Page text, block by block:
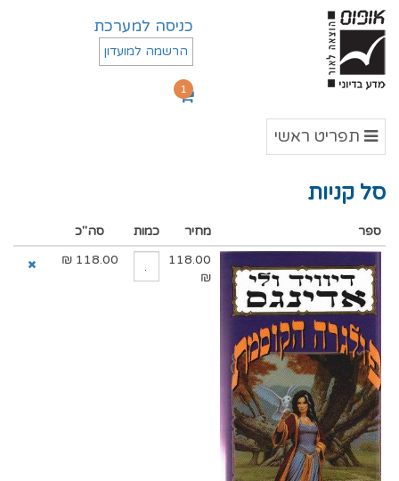
כניסה למערכת
הרשמה למועדון
1
תפריט
תפריט ראשי
סל קניות
ספר מחיר כמות סה"כ
118.00
₪
118.00
₪